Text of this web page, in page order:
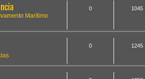
Marítimo
0 1045
0 1245